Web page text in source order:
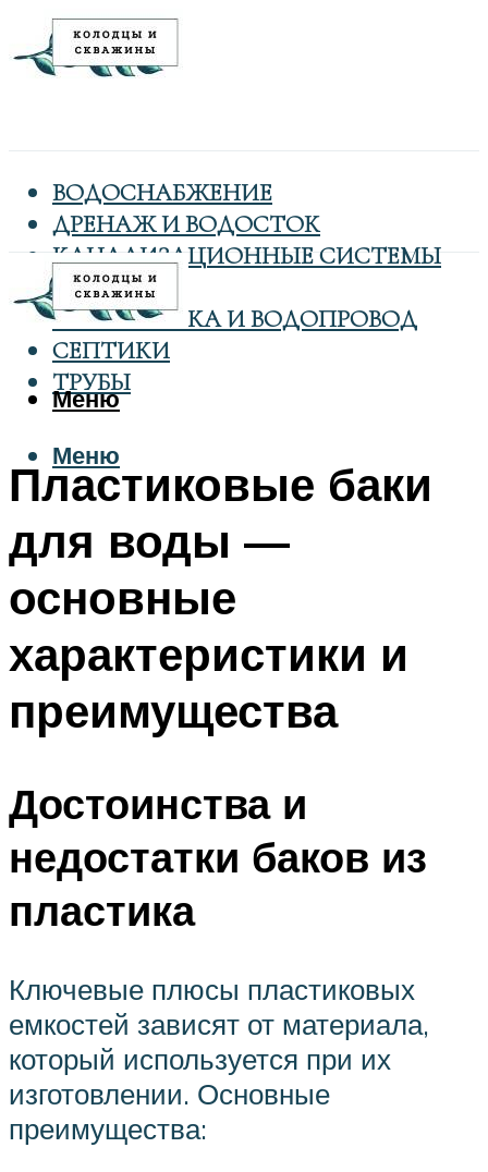
ВОДОСНАБЖЕНИЕ
ДРЕНАЖ И ВОДОСТОК
КАНАЛИЗАЦИОННЫЕ СИСТЕМЫ
КОЛОДЦЫ
САНТЕХНИКА И ВОДОПРОВОД
СЕПТИКИ
ТРУБЫ
Меню
Меню
Пластиковые баки
для воды —
основные
характеристики и
преимущества
Достоинства и
недостатки баков из
пластика
Ключевые плюсы пластиковых
емкостей зависят от материала,
который используется при их
изготовлении. Основные
преимущества: